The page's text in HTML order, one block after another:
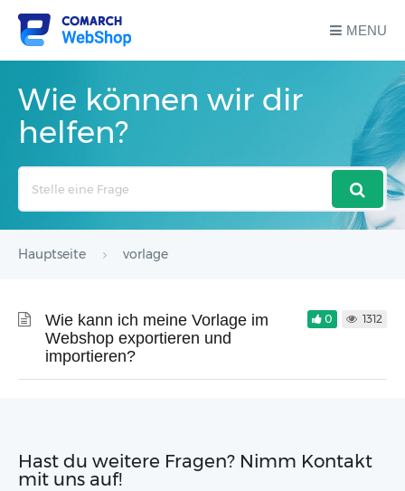
MENU
Wie können wir dir
helfen?
Hauptseite vorlage
Wie kann ich meine Vorlage im
Webshop exportieren und
importieren?
0 1312
Hast du weitere Fragen? Nimm Kontakt
mit uns auf!